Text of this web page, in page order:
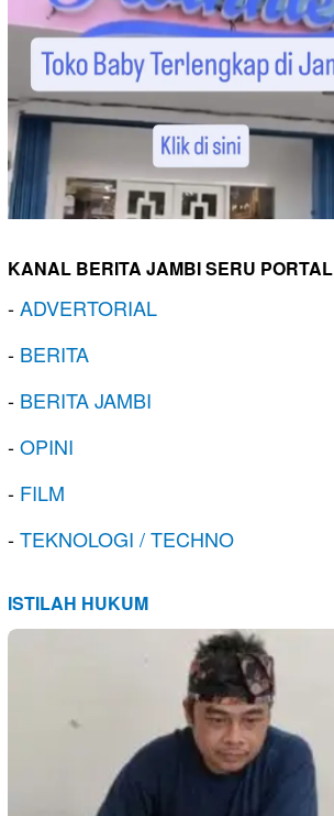
KANAL BERITA JAMBI SERU PORTAL
-ADVERTORIAL
- BERITA
- BERITA JAMBI
-OPINI
- FILM
-TEKNOLOGI / TECHNO
ISTILAH HUKUM